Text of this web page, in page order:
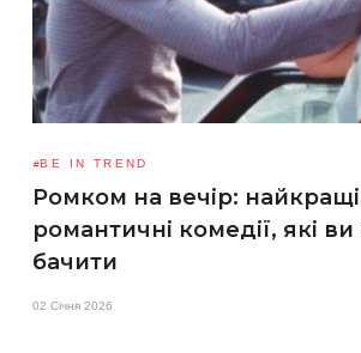
BE IN TREND
Ромком на вечір: найкращі
романтичні комедії, які
бачити
02 Січня 2026